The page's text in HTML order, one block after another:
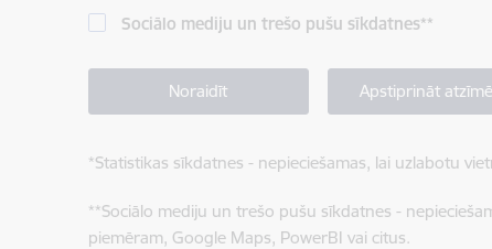
Sociālo mediju un trešo pušu sīkdatnes**
Noraidīt Apstiprināt
*Statistikas sīkdatnes - nepieciešamas, lai uzlabotu
**Sociālo mediju un trešo pušu sīkdatnes -
piemēram, Google Maps, PowerBI vai citus.